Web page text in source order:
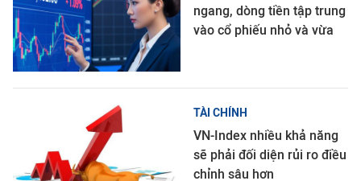
ngang, dòng tiền tập trung
vào cổ phiếu nhỏ và vừa
TÀI CHÍNH
VN-Index nhiều khả năng
sẽ phải đối diện rủi ro điều
chỉnh sâu hơn